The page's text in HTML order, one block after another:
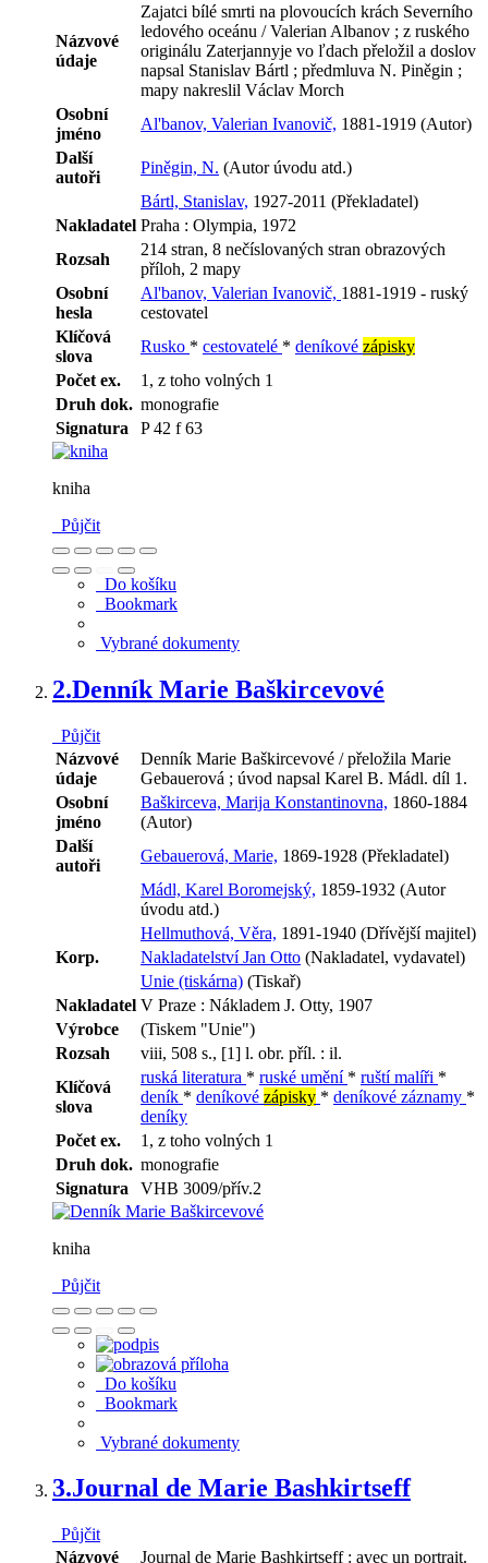
Názvové
údaje
Zajatci bílé smrti na plovoucích krách Severního
ledového oceánu / Valerian Albanov ; z ruského
originálu Zaterjannyje vo ľdach přeložil a doslov
napsal Stanislav Bártl ; předmluva N. Piněgin ;
mapy nakreslil Václav Morch
Osobní
jméno
Al'banov, Valerian Ivanovič, 1881-1919 (Autor)
Další
autoři
Piněgin, N. (Autor úvodu atd.)
Bártl, Stanislav, 1927-2011 (Překladatel)
Nakladatel Praha : Olympia, 1972
Rozsah
214 stran, 8 nečíslovaných stran obrazových
příloh, 2 mapy
Osobní
hesla
Al'banov, Valerian Ivanovič, 1881-1919 - ruský
cestovatel
Klíčová
slova
Rusko * cestovatelé * deníkové zápisky
Počet ex.
1, z toho volných 1
Druh dok. monografie
Signatura
P 42 f 63
kniha
Půjčit
Do košíku
Bookmark
Vybrané dokumenty
2.Denník Marie Baškircevové
Půjčit
Názvové
údaje
Denník Marie Baškircevové / přeložila Marie
Gebauerová ; úvod napsal Karel B. Mádl. díl 1.
Osobní
jméno
Baškirceva, Marija Konstantinovna, 1860-1884
(Autor)
Další
autoři
Gebauerová, Marie, 1869-1928 (Překladatel)
Mádl, Karel Boromejský, 1859-1932 (Autor
úvodu atd.)
Hellmuthová, Věra, 1891-1940 (Dřívější majitel)
Korp.
Nakladatelství Jan Otto (Nakladatel, vydavatel)
Unie (tiskárna) (Tiskař)
Nakladatel V Praze : Nákladem J. Otty, 1907
Výrobce
(Tiskem "Unie")
Rozsah
viii, 508 s., [1] l. obr. příl. : il.
Klíčová
slova
ruská literatura * ruské umění * ruští malíři *
deník * deníkové zápisky * deníkové záznamy *
deníky
Počet ex.
1, z toho volných 1
Druh dok. monografie
Signatura
VHB 3009/přív.2
kniha
Půjčit
Do košíku
Bookmark
Vybrané dokumenty
3.Journal de Marie Bashkirtseff
Půjčit
Názvové
Journal de Marie Bashkirtseff : avec un portrait.